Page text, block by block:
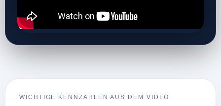
WICHTIGE KENNZAHLEN AUS DEM VIDEO